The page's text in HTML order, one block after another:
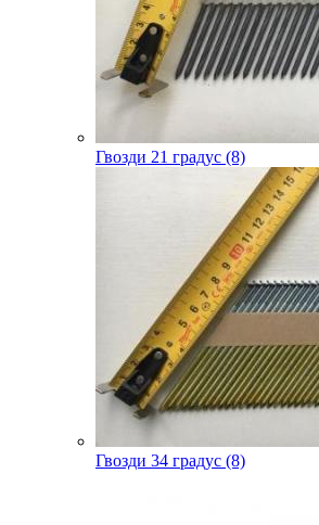
Гвозди 21 градус (8)
Гвозди 34 градус (8)